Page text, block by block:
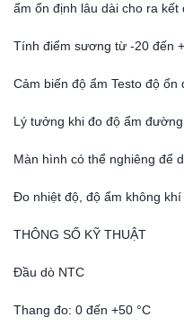
ẩm ổn định lâu dài cho ra
Tính điểm sương từ -20 đến
Cảm biến độ ẩm Testo độ ổn
Lý tưởng khi đo độ ẩm
Màn hình có thể nghiêng để
Đo nhiệt độ, độ ẩm không
THÔNG SỐ KỸ THUẬT
Đầu dò NTC
Thang đo: 0 đến +50 °C